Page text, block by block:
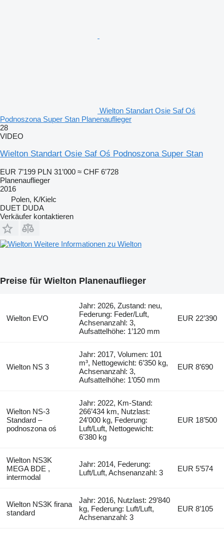
Wielton Standart Osie Saf Oś
Podnoszona Super Stan Planenauflieger
28
VIDEO
Wielton Standart Osie Saf Oś Podnoszona Super Stan
EUR 7’199 PLN 31’000 ≈ CHF 6’728
Planenauflieger
2016
Polen, K/Kielc
DUET DUDA
Verkäufer kontaktieren
Weitere Informationen zu Wielton
Preise für Wielton Planenauflieger
Wielton EVO
Jahr: 2026, Zustand: neu,
Federung: Feder/Luft,
Achsenanzahl: 3,
Aufsattelhöhe: 1’120 mm
EUR 22’390
Wielton NS 3
Jahr: 2017, Volumen: 101
m³, Nettogewicht: 6’350 kg,
Achsenanzahl: 3,
Aufsattelhöhe: 1’050 mm
EUR 8’690
Wielton NS-3
Standard –
podnoszona oś
Jahr: 2022, Km-Stand:
266’434 km, Nutzlast:
24’000 kg, Federung:
Luft/Luft, Nettogewicht:
6’380 kg
EUR 18’500
Wielton NS3K
MEGA BDE ,
intermodal
Jahr: 2014, Federung:
Luft/Luft, Achsenanzahl: 3
EUR 5’574
Wielton NS3K firana
standard
Jahr: 2016, Nutzlast: 29’840
kg, Federung: Luft/Luft,
Achsenanzahl: 3
EUR 8’105